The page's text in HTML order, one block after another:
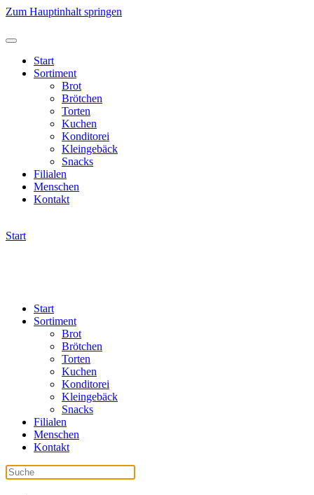
Zum Hauptinhalt springen
Start
Sortiment
Brot
Brötchen
Torten
Kuchen
Konditorei
Kleingebäck
Snacks
Filialen
Menschen
Kontakt
Start
Start
Sortiment
Brot
Brötchen
Torten
Kuchen
Konditorei
Kleingebäck
Snacks
Filialen
Menschen
Kontakt